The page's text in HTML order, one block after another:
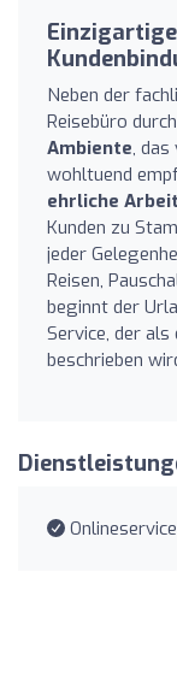
Neben der
Reisebüro
Ambiente, das
wohltuend
ehrliche
Kunden zu
jeder
Reisen,
beginnt der
Service, der
beschrieben
Onlineservice